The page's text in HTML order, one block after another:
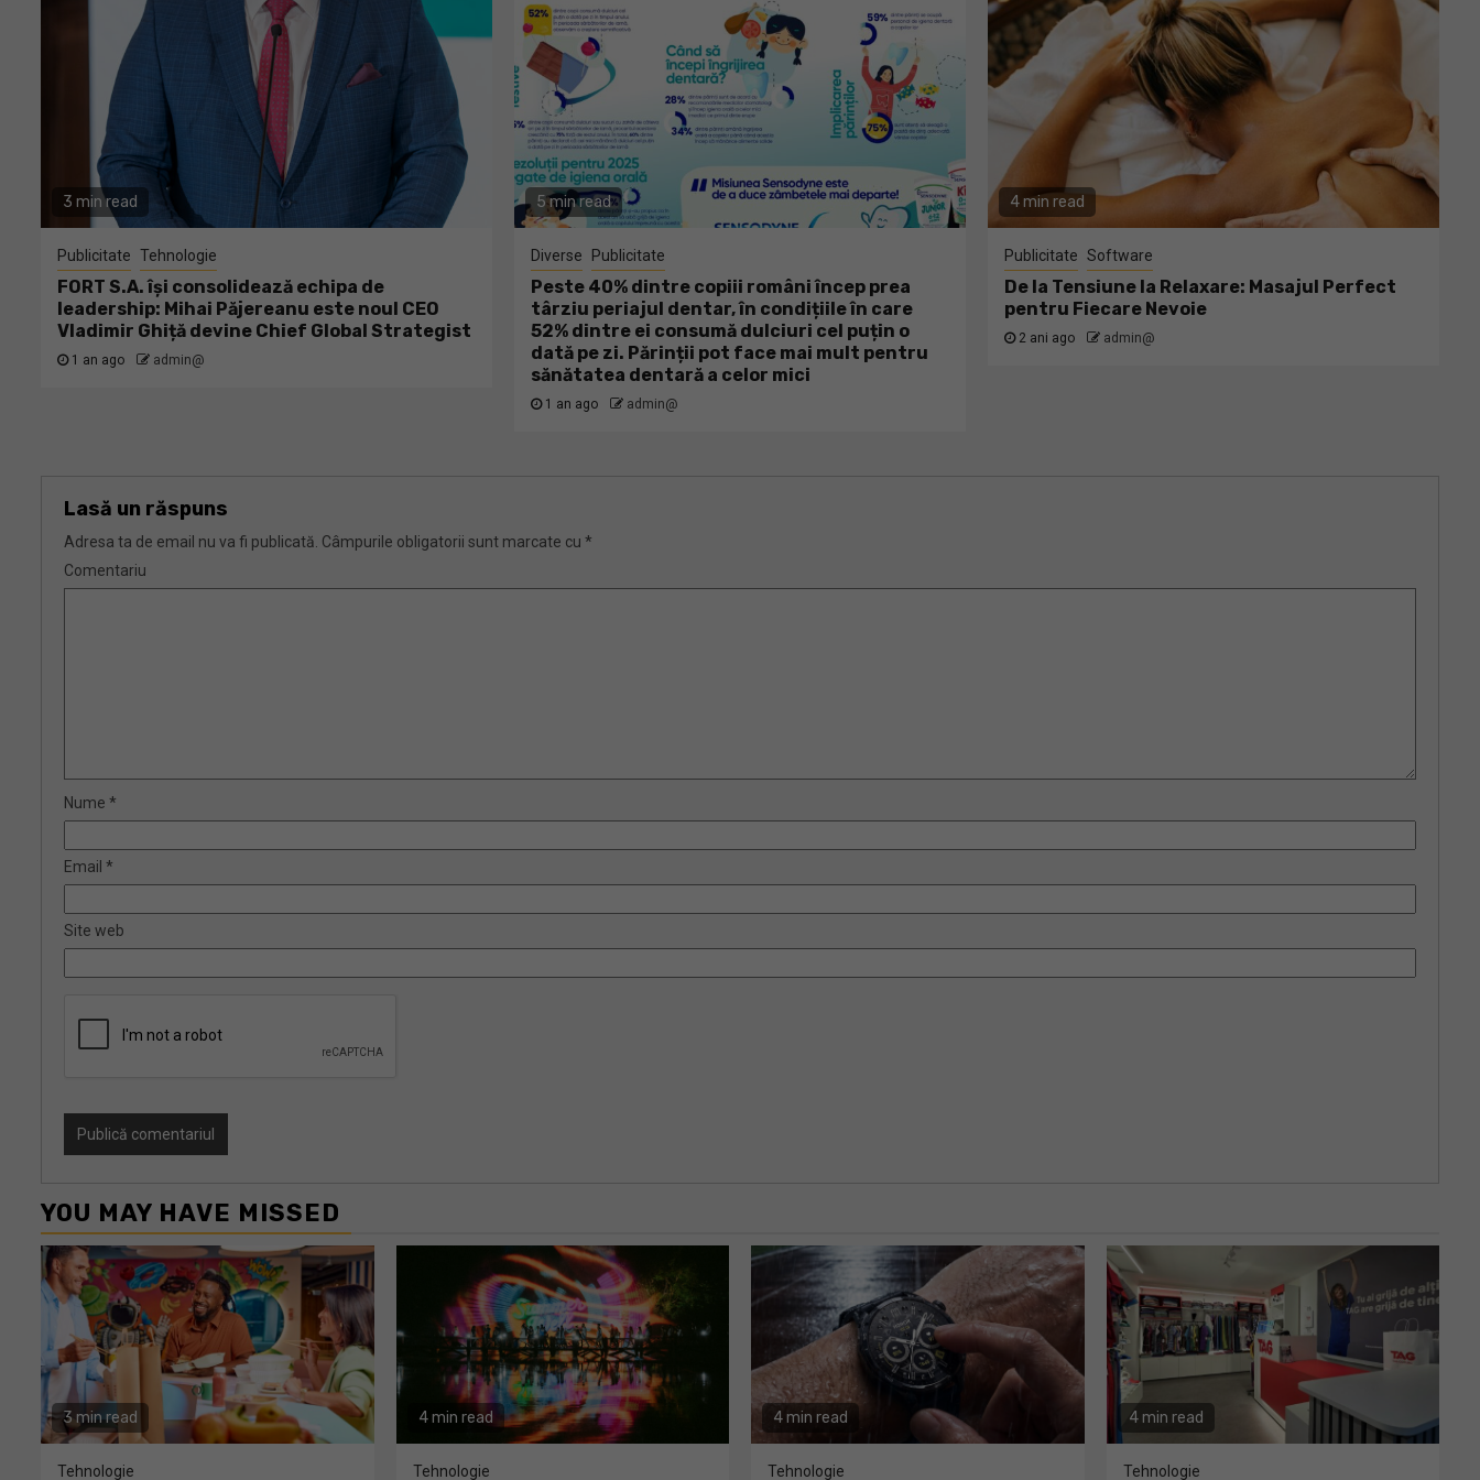
3 min read
Publicitate Tehnologie
FORT S.A. își consolidează echipa de
leadership: Mihai Păjereanu este noul CEO
Vladimir Ghiță devine Chief Global Strategist
1 an ago admin@
5 min read
Diverse Publicitate
Peste 40% dintre copiii români încep prea
târziu periajul dentar, în condițiile în care
52% dintre ei consumă dulciuri cel puțin o
dată pe zi. Părinții pot face mai mult pentru
sănătatea dentară a celor mici
1 an ago admin@
4 min read
Publicitate Software
De la Tensiune la Relaxare: Masajul Perfect
pentru Fiecare Nevoie
2 ani ago admin@
Lasă un răspuns
Adresa ta de email nu va fi publicată. Câmpurile obligatorii sunt marcate cu *
Comentariu
Nume *
Email *
Site web
YOU MAY HAVE MISSED
3 min read
Tehnologie
4 min read
Tehnologie
4 min read
Tehnologie
4 min read
Tehnologie